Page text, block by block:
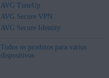
AVG TuneUp
AVG Secure VPN
AVG Secure Identity
Todos os produtos para vários
dispositivos